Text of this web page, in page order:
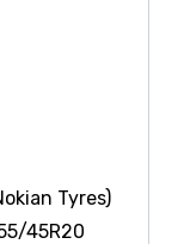
Tyres)
45R20